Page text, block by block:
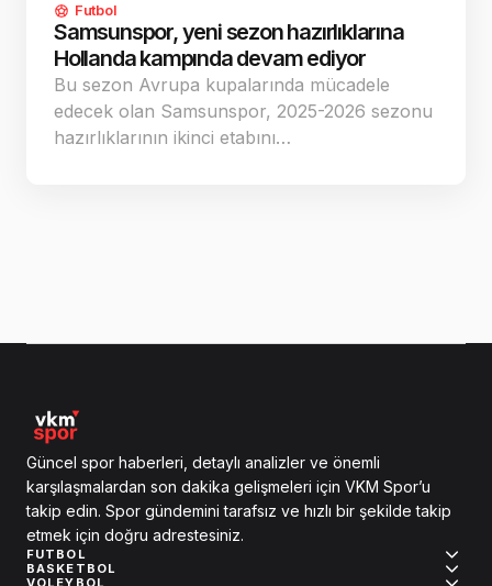
Futbol
Samsunspor, yeni sezon hazırlıklarına
Hollanda kampında devam ediyor
Bu sezon Avrupa kupalarında mücadele
edecek olan Samsunspor, 2025-2026 sezonu
hazırlıklarının ikinci etabını…
Güncel spor haberleri, detaylı analizler ve önemli
karşılaşmalardan son dakika gelişmeleri için VKM Spor’u
takip edin. Spor gündemini tarafsız ve hızlı bir şekilde takip
etmek için doğru adrestesiniz.
FUTBOL
BASKETBOL